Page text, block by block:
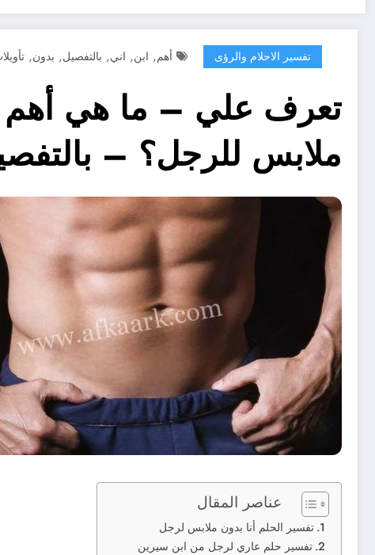
تفسير الاحلام والرؤى أهم, ابن, اني, بالتفصيل, بدون,
تعرف علي – ما هي أهم
ملابس للرجل؟ –
عناصر المقال
تفسير الحلم أنا بدون ملابس لرجل
تفسير حلم عاري لرجل من ابن سيرين